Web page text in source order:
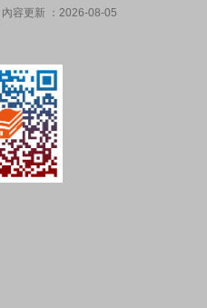
內容更新 ：2026-08-05